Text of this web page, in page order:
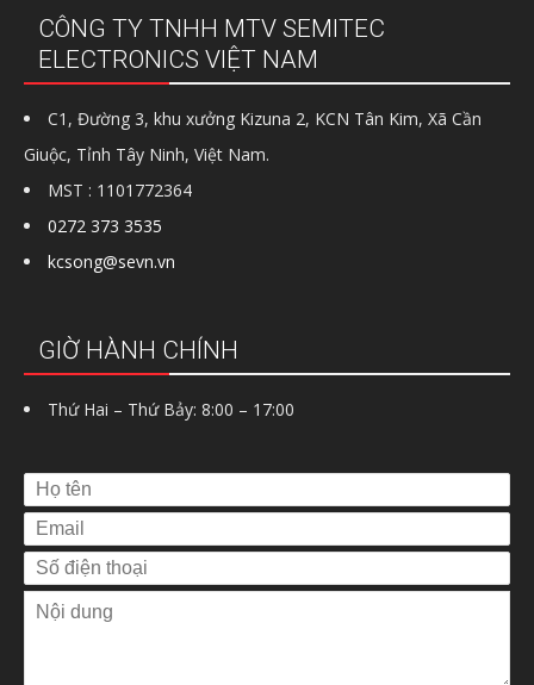
CÔNG TY TNHH MTV SEMITEC
ELECTRONICS VIỆT NAM
C1, Đường 3, khu xưởng Kizuna 2, KCN Tân Kim, Xã Cần
Giuộc, Tỉnh Tây Ninh, Việt Nam.
MST : 1101772364
0272 373 3535
kcsong@sevn.vn
GIỜ HÀNH CHÍNH
Thứ Hai – Thứ Bảy: 8:00 – 17:00